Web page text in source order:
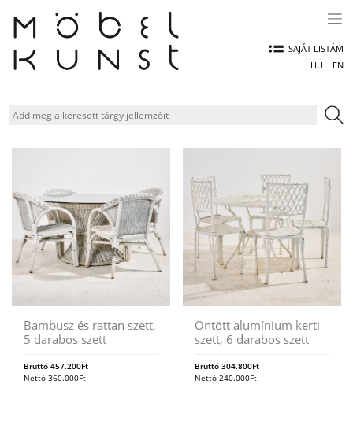
content
SAJÁT LISTÁM
HU
EN
Bambusz és rattan szett,
5 darabos szett
Bruttó 457.200Ft
Nettó 360.000Ft
Öntött alumínium kerti
szett, 6 darabos szett
Bruttó304.800Ft
Nettó240.000Ft